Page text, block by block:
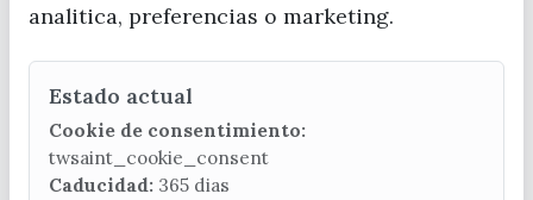
CONTACTA CON LA OFICINA DE TURISMO
(+34) 952 541 104
turismo@velezmalaga.es
analitica, preferencias o marketing.
Estado actual
Cookie de consentimiento:
twsaint_cookie_consent
Caducidad: 365 dias